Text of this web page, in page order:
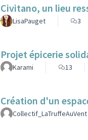
Civitano, un lieu
LisaPauget 3
Projet épicerie
Karami 13
Création d'un
Collectif_LaTruffeAuVent